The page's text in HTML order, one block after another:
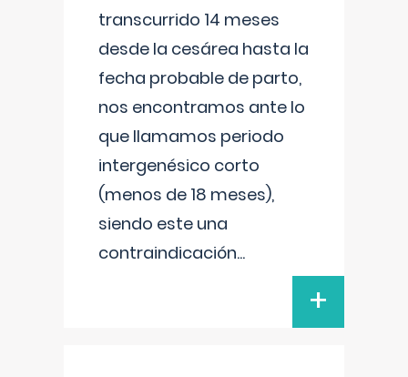
transcurrido 14 meses
desde la cesárea hasta la
fecha probable de parto,
nos encontramos ante lo
que llamamos periodo
intergenésico corto
(menos de 18 meses),
siendo este una
contraindicación...
+